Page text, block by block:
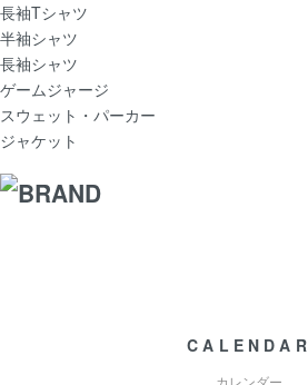
長袖Tシャツ
半袖シャツ
長袖シャツ
ゲームジャージ
スウェット・パーカー
ジャケット
CALENDAR
カレンダー